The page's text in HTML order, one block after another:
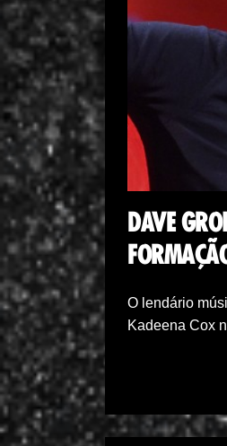
DAVE
O lendário
Kadeena Cox